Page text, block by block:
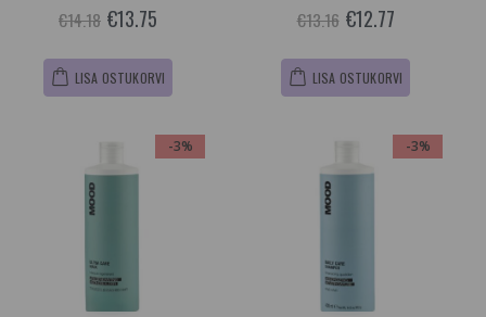
€14.18 €13.75
LISA OSTUKORVI
€13.16 €12.77
LISA OSTUKORVI
-3% -3%